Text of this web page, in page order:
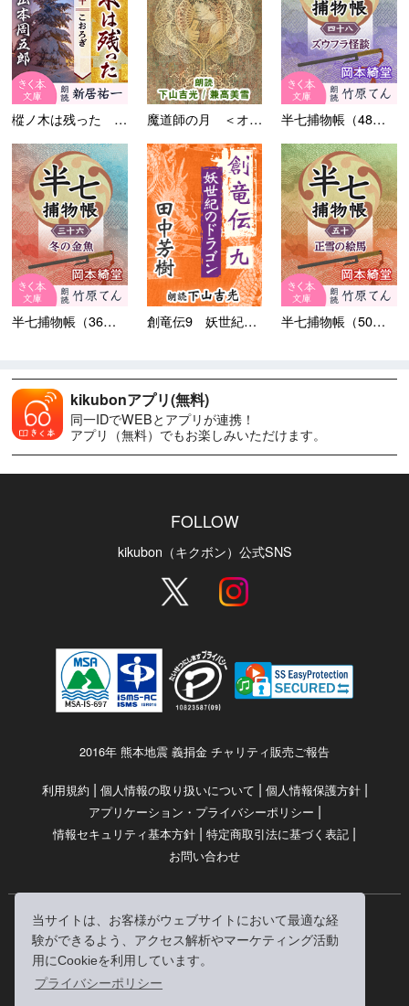
当サイトは、お客様がウェブサイトにおいて最適な経
験ができるよう、アクセス解析やマーケティング活動
用にCookieを利用しています。
プライバシーポリシー
樅ノ木は残った 第一部 ＜十... 魔道師の月 ＜オーリエラント... 半七捕物帳（48）ズウフラ怪...
半七捕物帳（36）冬の金魚 創竜伝9 妖世紀のドラゴン 半七捕物帳（50）正雪の絵馬
kikubonアプリ(無料)
同一IDでWEBとアプリが連携！
アプリ（無料）でもお楽しみいただけます。
FOLLOW
kikubon（キクボン）公式SNS
2016年 熊本地震 義捐金 チャリティ販売ご報告
利用規約 | 個人情報の取り扱いについて | 個人情報保護方針|
アプリケーション・プライバシーポリシー |
情報セキュリティ基本方針 | 特定商取引法に基づく表記 |
お問い合わせ
© RRJ Inc.
（kikubon/キクボン/きく本/きくほん/キクホン）は
株式会社RRJの登録商標です。